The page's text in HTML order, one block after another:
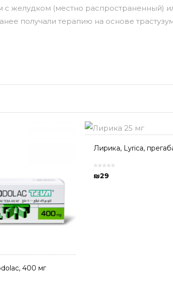
с желудком (местно распространенный)
получали терапию на основе
400 мг
Лирика, Lyrica,
₪29